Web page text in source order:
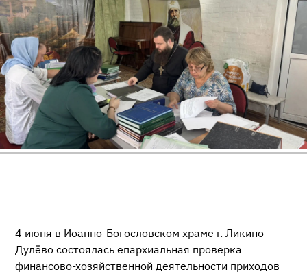
4 июня в Иоанно-Богословском храме г. Ликино-
Дулёво состоялась епархиальная проверка
финансово-хозяйственной деятельности приходов